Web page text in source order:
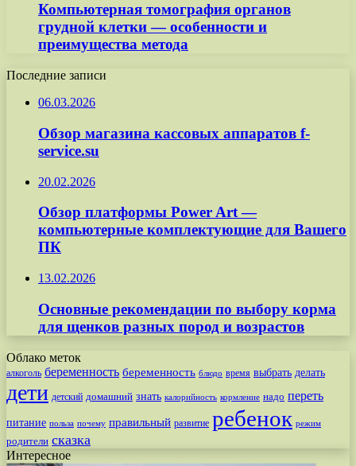
Компьютерная томография органов
грудной клетки — особенности и
преимущества метода
Последние записи
06.03.2026
Обзор магазина кассовых аппаратов f-
service.su
20.02.2026
Обзор платформы Power Art —
компьютерные комплектующие для Вашего
ПК
13.02.2026
Основные рекомендации по выбору корма
для щенков разных пород и возрастов
Облако меток
алкоголь беременность беременность блюдо время выбрать делать
дети детский домашний знать калорийность кормление надо переть
питание польза почему правильный развитие ребенок режим
родители сказка
Интересное